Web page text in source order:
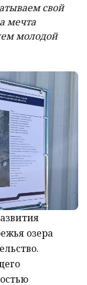
свой
мечта
молодой
озера